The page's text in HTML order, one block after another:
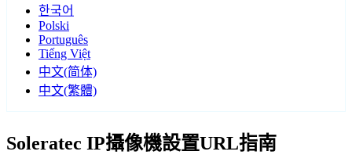
한국어
Polski
Português
Tiếng Việt
中文(简体)
中文(繁體)
Soleratec IP攝像機設置URL指南